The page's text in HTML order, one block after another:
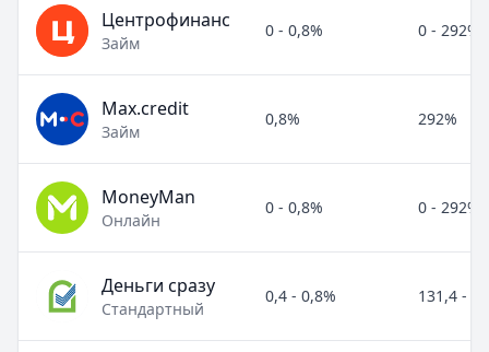
Центрофинанс
Займ
0 - 0,8% 0 - 292%
Max.credit
Займ
0,8% 292%
MoneyMan
Онлайн
0 - 0,8% 0 - 292%
Деньги сразу
Стандартный
0,4 - 0,8% 131,4 -